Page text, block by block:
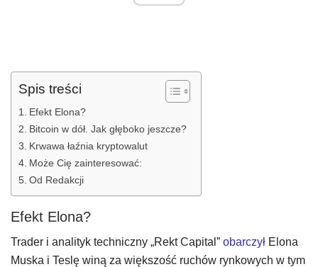
Spis treści
Efekt Elona?
Bitcoin w dół. Jak głęboko jeszcze?
Krwawa łaźnia kryptowalut
Może Cię zainteresować:
Od Redakcji
Efekt Elona?
Trader i analityk techniczny „Rekt Capital” obarczył Elona
Muska i Teslę winą za większość ruchów rynkowych w tym